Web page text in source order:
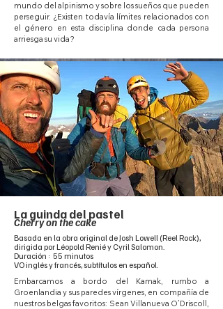
mundo del alpinismo y sobre los sueños que pueden
perseguir. ¿Existen todavía límites relacionados con
el género en esta disciplina donde cada persona
arriesga su vida?
La guinda del pastel
Cherry on the cake
Basada en la obra original de Josh Lowell (Reel Rock),
dirigida por Léopold Renié y Cyril Salomon.
Duración : 55 minutos
VO inglés y francés, subtítulos en español.
Embarcamos a bordo del Kamak, rumbo a
Groenlandia y sus paredes vírgenes, en compañía de
nuestros belgas favoritos: Sean Villanueva O’Driscoll,